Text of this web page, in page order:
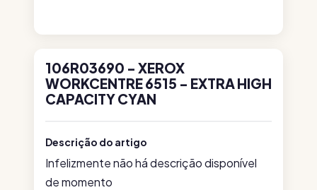
106R03690 - XEROX
WORKCENTRE 6515 - EXTRA HIGH
CAPACITY CYAN
Descrição do artigo
Infelizmente não há descrição disponível
de momento